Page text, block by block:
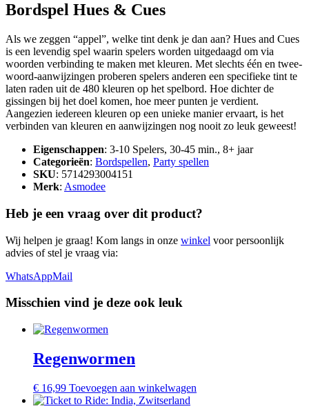
Bordspel Hues & Cues
Als we zeggen “appel”, welke tint denk je dan aan? Hues and Cues
is een levendig spel waarin spelers worden uitgedaagd om via
woorden verbinding te maken met kleuren. Met slechts één en twee-
woord-aanwijzingen proberen spelers anderen een specifieke tint te
laten raden uit de 480 kleuren op het spelbord. Hoe dichter de
gissingen bij het doel komen, hoe meer punten je verdient.
Aangezien iedereen kleuren op een unieke manier ervaart, is het
verbinden van kleuren en aanwijzingen nog nooit zo leuk geweest!
Eigenschappen: 3-10 Spelers, 30-45 min., 8+ jaar
Categorieën: Bordspellen, Party spellen
SKU: 5714293004151
Merk: Asmodee
Heb je een vraag over dit product?
Wij helpen je graag! Kom langs in onze winkel voor persoonlijk
advies of stel je vraag via:
WhatsAppMail
Misschien vind je deze ook leuk
Regenwormen
€ 16,99 Toevoegen aan winkelwagen